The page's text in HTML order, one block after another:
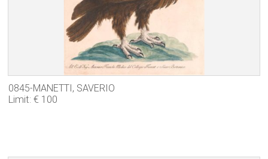
0845-MANETTI, SAVERIO
Limit: € 100